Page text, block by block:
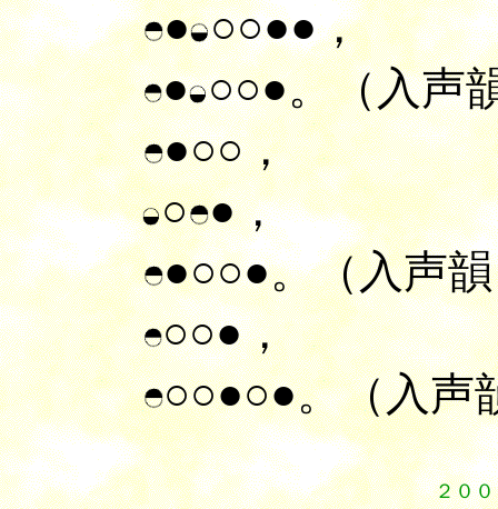
● ○○●●，
● ○○●。（入声
●○○，
○ ●，
●○○●。（入声
○○●，
○○●○●。（入声
２０